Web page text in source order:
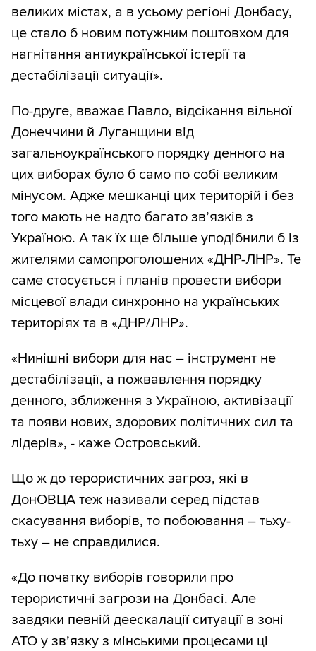
великих містах, а в усьому регіоні Донбасу,
це стало б новим потужним поштовхом для
нагнітання антиукраїнської істерії та
дестабілізації ситуації».
По-друге, вважає Павло, відсікання вільної
Донеччини й Луганщини від
загальноукраїнського порядку денного на
цих виборах було б само по собі великим
мінусом. Адже мешканці цих територій і без
того мають не надто багато зв’язків з
Україною. А так їх ще більше уподібнили б із
жителями самопроголошених «ДНР-ЛНР». Те
саме стосується і планів провести вибори
місцевої влади синхронно на українських
територіях та в «ДНР/ЛНР».
«Нинішні вибори для нас – інструмент не
дестабілізації, а пожвавлення порядку
денного, зближення з Україною, активізації
та появи нових, здорових політичних сил та
лідерів», - каже Островський.
Що ж до терористичних загроз, які в
ДонОВЦА теж називали серед підстав
скасування виборів, то побоювання – тьху-
тьху – не справдилися.
«До початку виборів говорили про
терористичні загрози на Донбасі. Але
завдяки певній деескалації ситуації в зоні
АТО у зв’язку з мінськими процесами ці